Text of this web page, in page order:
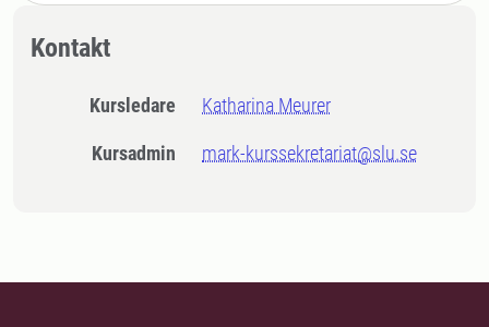
Kontakt
Kursledare Katharina Meurer
Kursadmin mark-kurssekretariat@slu.se